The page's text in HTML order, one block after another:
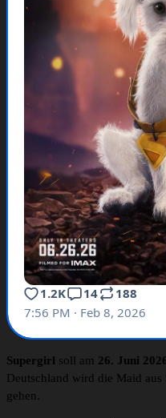
Supergirl soll am 26. Juni
Deutschland wird die Maid aus
gehen.